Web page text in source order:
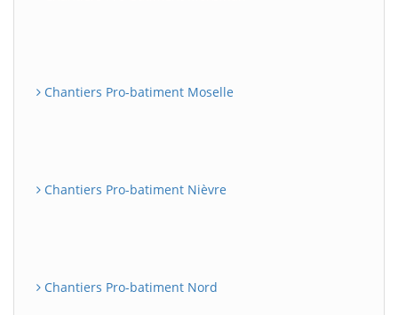
Chantiers Pro-batiment Moselle
Chantiers Pro-batiment Nièvre
Chantiers Pro-batiment Nord